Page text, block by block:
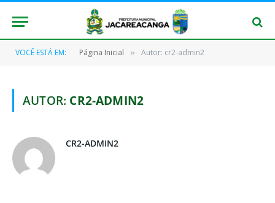
VOCÊ ESTÁ EM: Página Inicial » Autor: cr2-admin2
AUTOR: CR2-ADMIN2
CR2-ADMIN2